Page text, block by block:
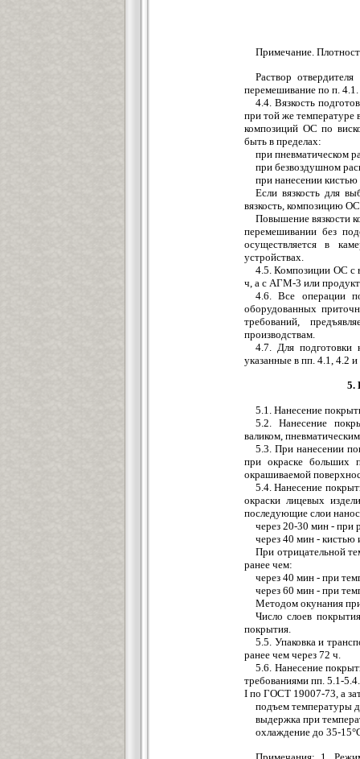
Примечание.
Раствор
перемешивание по п. 4.1.
4.4. Вязкость
при той же температуре
композиций ОС по
быть в пределах:
при пневматическом
при безвоздушном
при нанесении
Если вязкость для
вязкость, композицию
Повышение вязкости
перемешивании без
осуществляется в
устройствах.
4.5. Композиции ОС с
ч, а с АГМ-3 или
4.6. Все операции
оборудованных
требований,
производствам.
4.7. Для подготовки
указанные в пп. 4.1, 4.2 и
5.1. Нанесение
5.2. Нанесение
валиком,
5.3. При нанесении
при окраске больших
окрашиваемой
5.4. Нанесение
окраски лицевых
последующие слои
через 20-30 мин - при
через 40 мин - кистью
При отрицательной
ранее чем:
через 40 мин - при
через 60 мин - при
Методом окунания
Число слоев
покрытия.
5.5. Упаковка и
ранее чем через 72 ч.
5.6. Нанесение
требованиями пп. 5.1-
I по ГОСТ 19007-73, а
подъем температуры
выдержка при
охлаждение до 35-